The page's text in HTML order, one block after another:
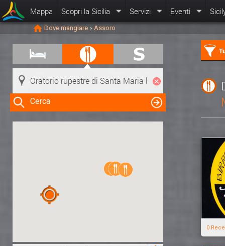
Mappa Scopri la Sicilia Servizi Eventi
Dove mangiare > Assoro
Cerca
Clicca su una risorsa nella mappa
per visualizzare le informazioni
0